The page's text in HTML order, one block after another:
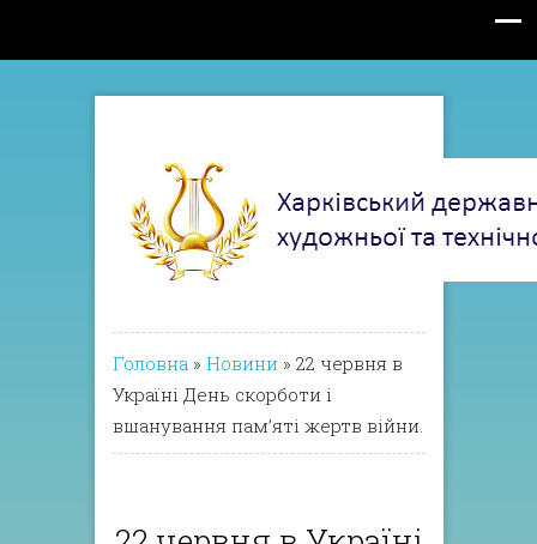
Головна » Новини » 22 червня в
Україні День скорботи і
вшанування пам’яті жертв війни.